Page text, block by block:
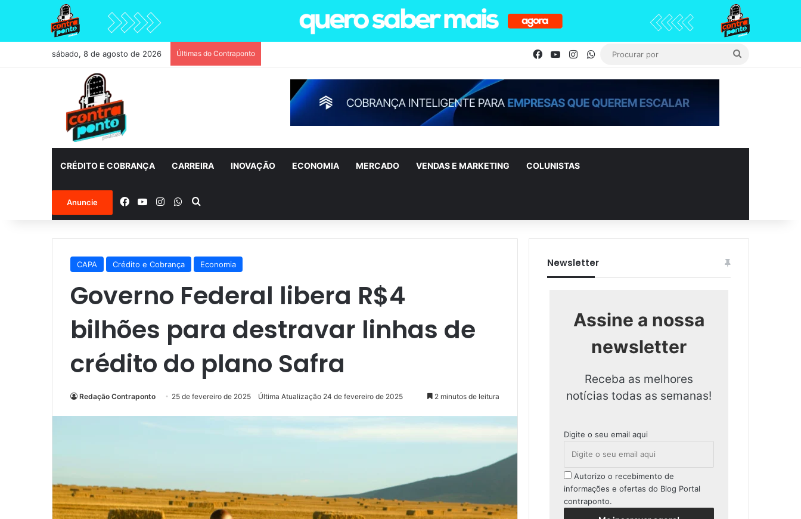
sábado, 8 de agosto de 2026 Últimas do Contraponto Facebook
YouTubeInstagramWhatsApp
CRÉDITO E COBRANÇA CARREIRA INOVAÇÃO ECONOMIA MERCADO VENDAS E MARKETING COLUNISTAS
Anuncie Facebook
YouTubeInstagramWhatsApp
Procurar por
CAPA Crédito e Cobrança Economia
Governo Federal libera R$4
bilhões para destravar linhas de
crédito do plano Safra
Redação Contraponto 25 de fevereiro de 2025 Última Atualização 24 de fevereiro de 2025 2 minutos de leitura
Newsletter
Assine a nossa
newsletter
Receba as melhores
notícias todas as semanas!
Digite o seu email aqui
Autorizo o recebimento de
informações e ofertas do Blog Portal
contraponto.